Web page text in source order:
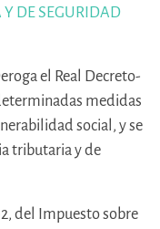
DE SEGURIDAD
el Real Decreto-
medidas
social, y se
tributaria y de
del Impuesto sobre